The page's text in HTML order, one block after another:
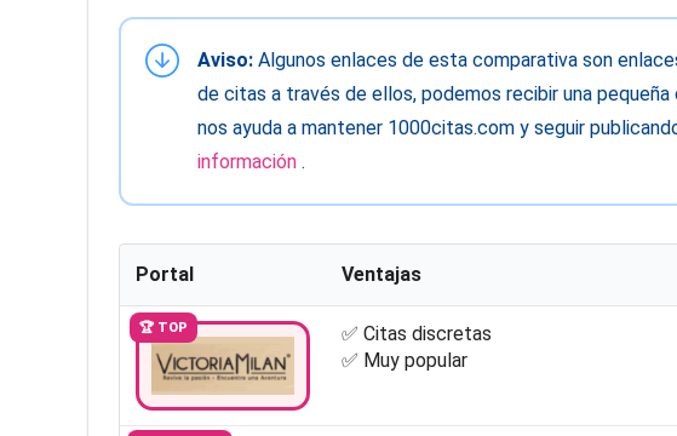
Aviso: Algunos enlaces de esta comparativa son
de citas a través de ellos, podemos recibir una
nos ayuda a mantener 1000citas.com y seguir
información .
Portal Ventajas
🏆 TOP
✅ Citas discretas
✅ Muy popular